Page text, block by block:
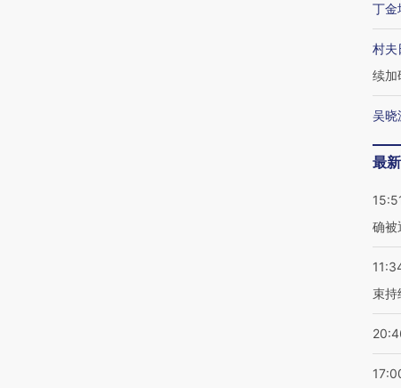
丁金
村夫
续加
吴晓
最
确被
束持